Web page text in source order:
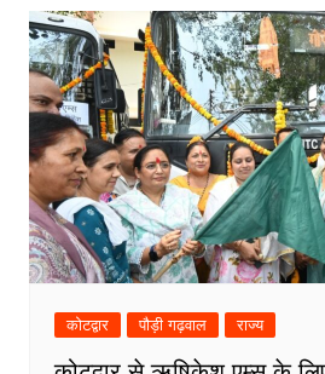
कोटद्वार पौड़ी गढ़वाल राज्य